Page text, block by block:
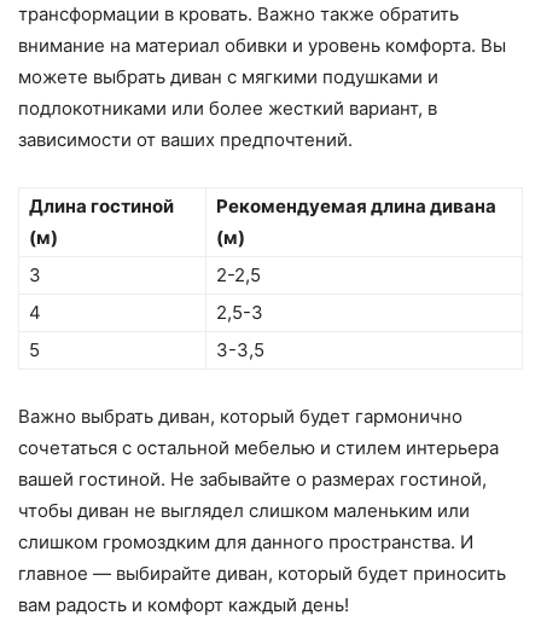
трансформации в кровать. Важно также обратить
внимание на материал обивки и уровень комфорта. Вы
можете выбрать диван с мягкими подушками и
подлокотниками или более жесткий вариант, в
зависимости от ваших предпочтений.
Длина гостиной
(м)
Рекомендуемая длина дивана
(м)
3
2-2,5
4
2,5-3
5
3-3,5
Важно выбрать диван, который будет гармонично
сочетаться с остальной мебелью и стилем интерьера
вашей гостиной. Не забывайте о размерах гостиной,
чтобы диван не выглядел слишком маленьким или
слишком громоздким для данного пространства. И
главное — выбирайте диван, который будет приносить
вам радость и комфорт каждый день!